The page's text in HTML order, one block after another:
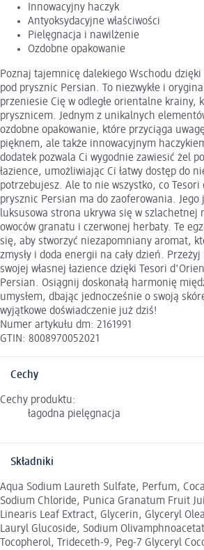
Innowacyjny haczyk
Antyoksydacyjne właściwości
Pielęgnacja i nawilżenie
Ozdobne opakowanie
Poznaj tajemnicę dalekiego Wschodu
pod prysznic Persian. To niezwykłe i
przeniesie Cię w odległe orientalne krainy,
prysznicem. Jednym z unikalnych
ozdobne opakowanie, które przyciąga
pięknem, ale także innowacyjnym
dodatek pozwala Ci wygodnie zawiesić żel
łazience, umożliwiając Ci łatwy dostęp do
potrzebujesz. Ale to nie wszystko, co
prysznic Persian ma do zaoferowania. Jego
luksusowa strona ukrywa się w szlachetnej
owoców granatu i czerwonej herbaty. Te
się, aby stworzyć niezapomniany aromat,
zmysły i doda energii na cały dzień.
swojej własnej łazience dzięki Tesori
Persian. Osiągnij doskonałą harmonię
umysłem, dbając jednocześnie o swoją
wyjątkowe doświadczenie już dziś!
Numer artykułu dm: 2161991
GTIN: 8008970052021
Cechy
Cechy produktu:
łagodna pielęgnacja
Składniki
Aqua Sodium Laureth Sulfate, Perfum,
Sodium Chloride, Punica Granatum Fruit
Linearis Leaf Extract, Glycerin, Glyceryl
Lauryl Glucoside, Sodium
Tocopherol, Trideceth-9, Peg-7 Glyceryl